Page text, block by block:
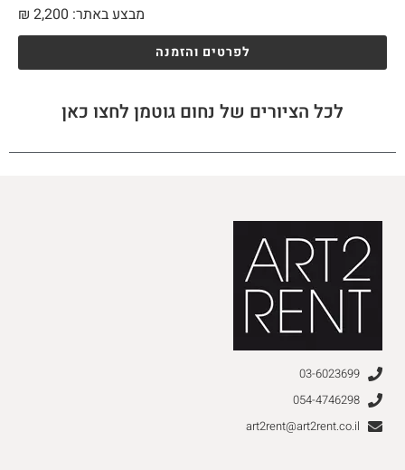
מבצע באתר:
₪ 2,200
לפרטים והזמנה
לכל הציורים של נחום גוטמן לחצו כאן
03-6023699
054-4746298
art2rent@art2rent.co.il